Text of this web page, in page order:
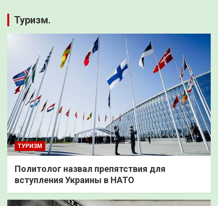
Туризм.
ТУРИЗМ
Политолог назвал препятствия для
вступления Украины в НАТО